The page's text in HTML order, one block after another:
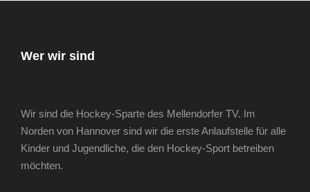
Wer wir sind
Wir sind die Hockey-Sparte des Mellendorfer TV. Im
Norden von Hannover sind wir die erste Anlaufstelle für alle
Kinder und Jugendliche, die den Hockey-Sport betreiben
möchten.